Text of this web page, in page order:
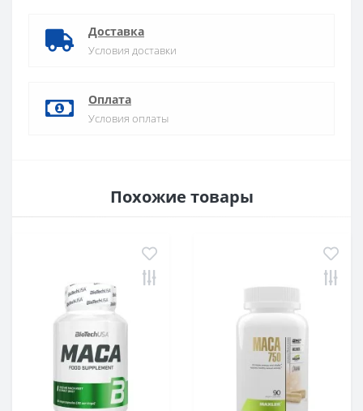
Доставка
Условия доставки
Оплата
Условия оплаты
Похожие товары